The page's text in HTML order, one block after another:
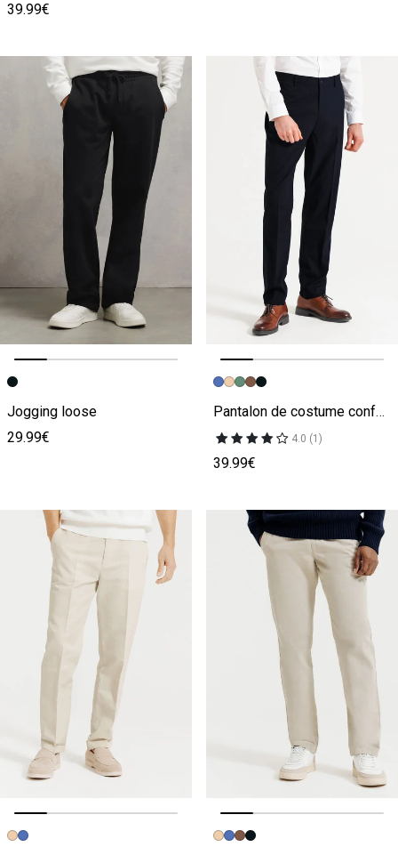
39.99€
Image précédente
Image suivante
Jogging loose
29.99€
Image précédente
Image suivante
Pantalon de costume confort uni
4.0 (1)
39.99€
Image précédente
Image suivante
Image précédente
Image suivante